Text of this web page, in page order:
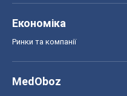
Економіка
Ринки та компанії
MedOboz